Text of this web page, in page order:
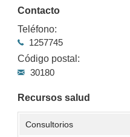
Contacto
Teléfono:
1257745
Código postal:
30180
Recursos salud
Consultorios